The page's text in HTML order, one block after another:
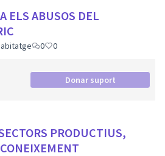
ELS ABUSOS DEL
0 0
Donar suport
PRODUCTIUS,